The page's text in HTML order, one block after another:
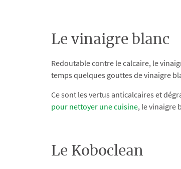
Le vinaigre blanc
Redoutable contre le calcaire, le
temps quelques gouttes de vinaigre
Ce sont les vertus anticalcaires et
pour nettoyer une cuisine, le vinaigre
Le Koboclean